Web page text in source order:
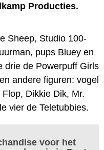
Producties.
Sheep, Studio 100-
pups Bluey en
drie de Powerpuff Girls
andere figuren: vogel
Dikkie Dik, Mr.
vier de Teletubbies.
voor het